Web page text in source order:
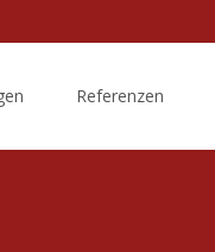
Referenzen